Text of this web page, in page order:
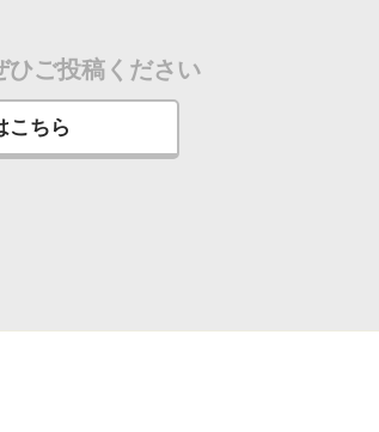
ひご投稿ください
こちら